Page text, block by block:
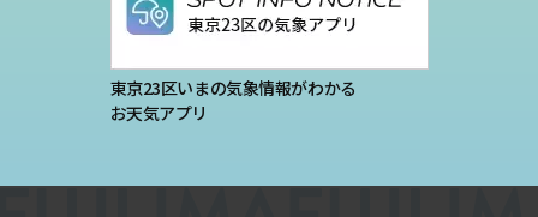
東京23区いまの気象情報がわかる
お天気アプリ